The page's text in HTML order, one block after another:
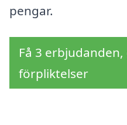
pengar.
Få 3
förpliktelser